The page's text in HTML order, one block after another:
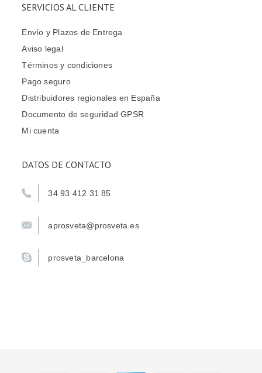
SERVICIOS AL CLIENTE
Envío y Plazos de Entrega
Aviso legal
Términos y condiciones
Pago seguro
Distribuidores regionales en España
Documento de seguridad GPSR
Mi cuenta
DATOS DE CONTACTO
34 93 412 31 85
aprosveta@prosveta.es
prosveta_barcelona